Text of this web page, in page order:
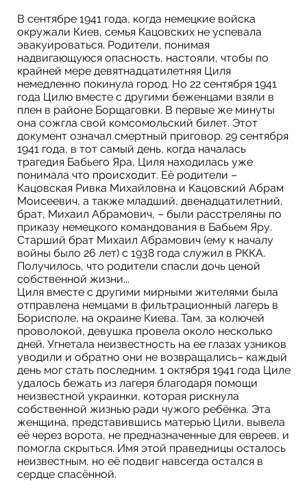
В сентябре 1941 года, когда немецкие войска
окружали Киев, семья Кацовских не успевала
эвакуироваться. Родители, понимая
надвигающуюся опасность, настояли, чтобы по
крайней мере девятнадцатилетняя Циля
немедленно покинула город. Но 22 сентября 1941
года Цилю вместе с другими беженцами взяли в
плен в районе Борщаговки. В первые же минуты
она сожгла свой комсомольский билет. Этот
документ означал смертный приговор. 29 сентября
1941 года, в тот самый день, когда началась
трагедия Бабьего Яра, Циля находилась уже
понимала что происходит. Её родители –
Кацовская Ривка Михайловна и Кацовский Абрам
Моисеевич, а также младший, двенадцатилетний,
брат, Михаил Абрамович, – были расстреляны по
приказу немецкого командования в Бабьем Яру.
Старший брат Михаил Абрамович (ему к началу
войны было 26 лет) с 1938 года служил в РККА.
Получилось, что родители спасли дочь ценой
собственной жизни...
Циля вместе с другими мирными жителями была
отправлена немцами в фильтрационный лагерь в
Борисполе, на окраине Киева. Там, за колючей
проволокой, девушка провела около несколько
дней. Угнетала неизвестность на ее глазах узников
уводили и обратно они не возвращались– каждый
день мог стать последним. 1 октября 1941 года Циле
удалось бежать из лагеря благодаря помощи
неизвестной украинки, которая рискнула
собственной жизнью ради чужого ребёнка. Эта
женщина, представившись матерью Цили, вывела
её через ворота, не предназначенные для евреев, и
помогла скрыться. Имя этой праведницы осталось
неизвестным, но её подвиг навсегда остался в
сердце спасённой.